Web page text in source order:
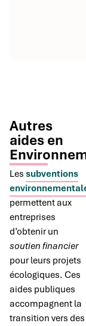
Autres
aides en
Les subventions
permettent aux
entreprises
d’obtenir un
soutien financier
pour leurs projets
écologiques. Ces
aides publiques
accompagnent la
transition vers des